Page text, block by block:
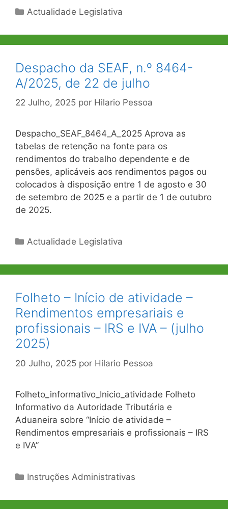
Categorias
Actualidade Legislativa
Despacho da SEAF, n.º 8464-
A/2025, de 22 de julho
22 Julho, 2025 por Hilario Pessoa
Despacho_SEAF_8464_A_2025 Aprova as
tabelas de retenção na fonte para os
rendimentos do trabalho dependente e de
pensões, aplicáveis aos rendimentos pagos ou
colocados à disposição entre 1 de agosto e 30
de setembro de 2025 e a partir de 1 de outubro
de 2025.
Categorias
Actualidade Legislativa
Folheto – Início de atividade –
Rendimentos empresariais e
profissionais – IRS e IVA – (julho
2025)
20 Julho, 2025 por Hilario Pessoa
Folheto_informativo_Inicio_atividade Folheto
Informativo da Autoridade Tributária e
Aduaneira sobre “Início de atividade –
Rendimentos empresariais e profissionais – IRS
e IVA”
Categorias
Instruções Administrativas